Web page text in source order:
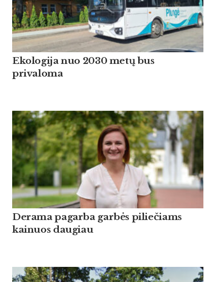
Ekologija nuo 2030 metų bus
privaloma
Derama pagarba garbės piliečiams
kainuos daugiau